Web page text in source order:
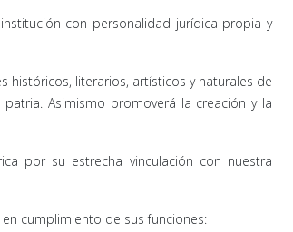
con personalidad jurídica propia y
históricos, literarios, artísticos y naturales de
Asimismo promoverá la creación y la
por su estrecha vinculación con nuestra
cumplimiento de sus funciones: